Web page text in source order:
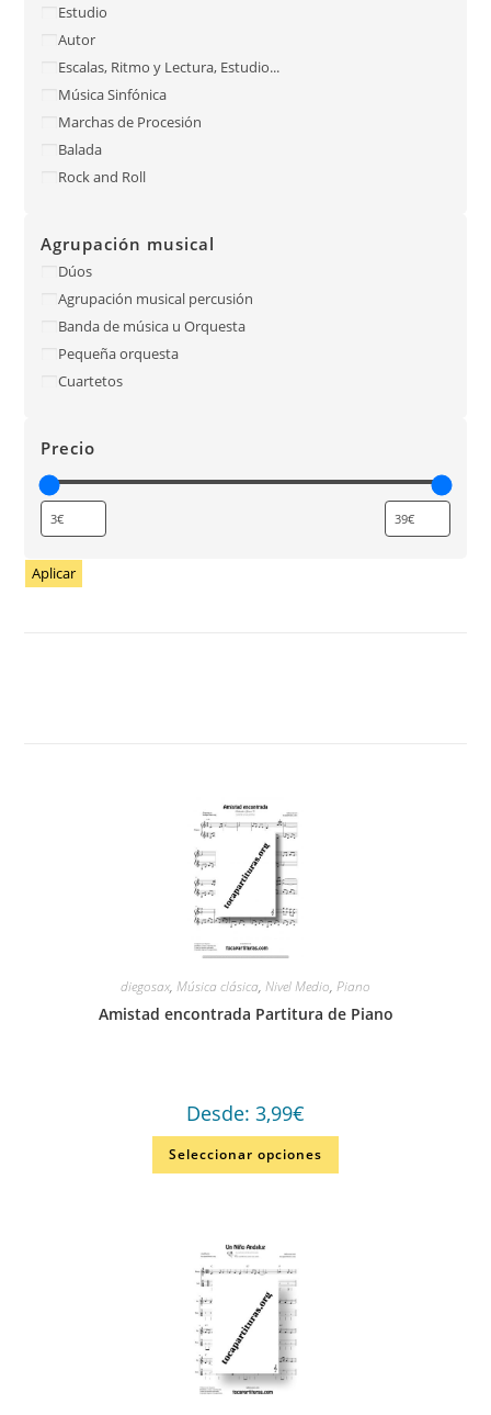
Estudio
Autor
Escalas, Ritmo y Lectura, Estudio...
Música Sinfónica
Marchas de Procesión
Balada
Rock and Roll
Agrupación musical
Dúos
Agrupación musical percusión
Banda de música u Orquesta
Pequeña orquesta
Cuartetos
Precio
Aplicar
diegosax, Música clásica, Nivel Medio, Piano
Amistad encontrada Partitura de Piano
Desde: 3,99€
Seleccionar opciones